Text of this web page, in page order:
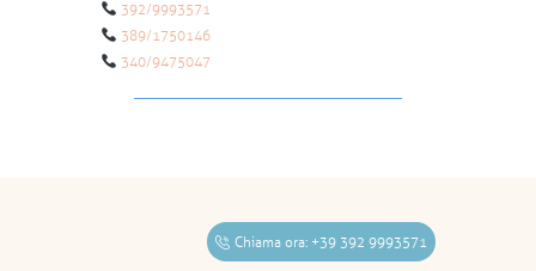
392/9993571
389/1750146
340/9475047
Chiama ora: +39 392 9993571